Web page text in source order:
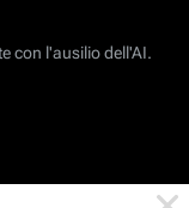
con l'ausilio dell'AI.